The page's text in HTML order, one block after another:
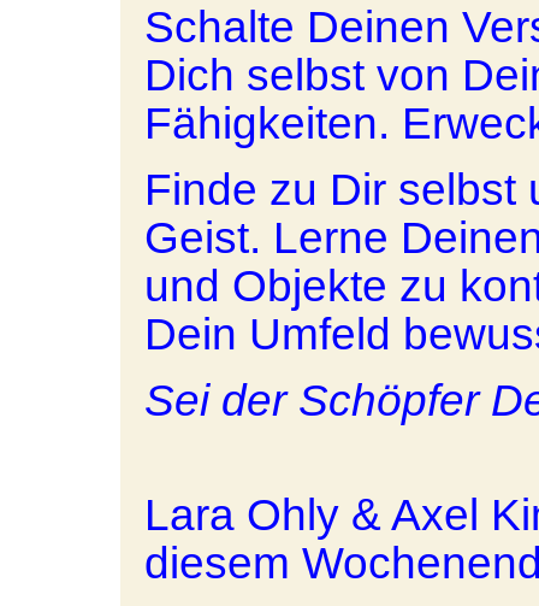
Schalte Deinen
Dich selbst von
Fähigkeiten.
Finde zu Dir selbst
Geist. Lerne
und Objekte zu
Dein Umfeld
Sei der Schöpfer
Lara Ohly & Axel
diesem